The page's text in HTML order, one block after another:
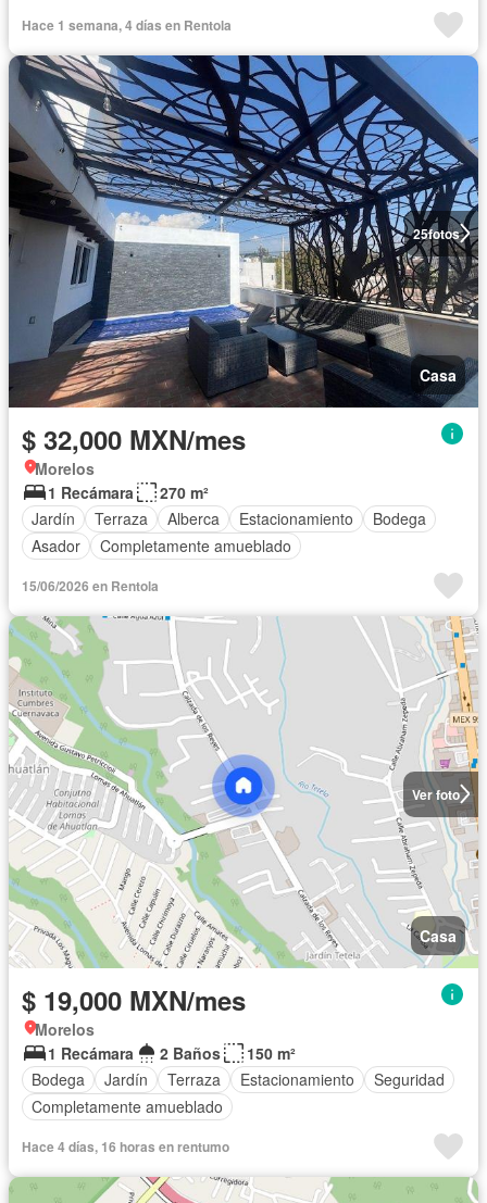
Hace 1 semana, 4 días en Rentola
25fotos
Casa
$ 32,000 MXN/mes
Morelos
1 Recámara
270 m²
Jardín
Terraza Alberca Estacionamiento
Bodega
Asador
Completamente amueblado
15/06/2026 en Rentola
Ver foto
Casa
$ 19,000 MXN/mes
Morelos
1 Recámara
2 Baños
150 m²
Bodega
Jardín Terraza Estacionamiento
Seguridad
Completamente amueblado
Hace 4 días, 16 horas en rentumo